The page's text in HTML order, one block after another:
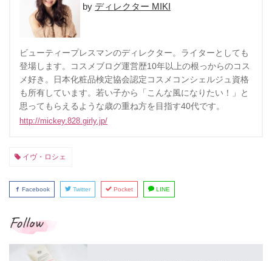
ディレクター MIKI
ビューティープレスマンのディレクター。ライターとしても
登場します。コスメブログ運営歴10年以上の根っからのコス
メ好き。日本化粧品検定協会認定コスメコンシェルジュ資格
も所有しています。若い子から「こんな風になりたい！」と
思ってもらえるような歳の重ね方を目指す40代です。
http://mickey.828.girly.jp/
イヴ・ロシェ
Facebook Twitter Pocket LINE
Follow